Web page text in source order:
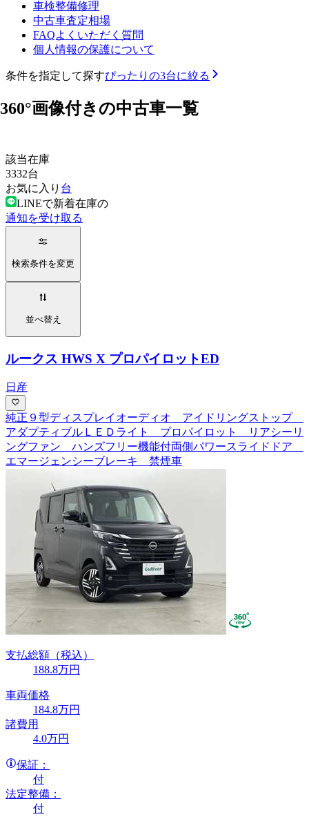
車検整備修理
中古車査定相場
FAQよくいただく質問
個人情報の保護について
条件を指定して探すぴったりの3台に絞る
360°画像付きの中古車一覧
該当在庫
3332台
お気に入り 台
LINEで新着在庫の
通知を受け取る
検索条件を変更
並べ替え
ルークス HWS X プロパイロットED
日産
純正９型ディスプレイオーディオ アイドリングストップ
アダプティブルＬＥＤライト プロパイロット リアシーリ
ングファン ハンズフリー機能付両側パワースライドドア
エマージェンシーブレーキ 禁煙車
支払総額 （税込）
188.8万円
車両価格
184.8万円
諸費用
4.0万円
保証：
付
法定整備：
付